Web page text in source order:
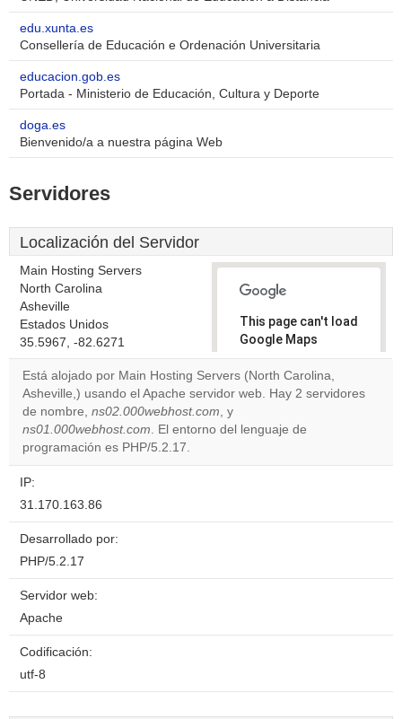
edu.xunta.es
Consellería de Educación e Ordenación Universitaria
educacion.gob.es
Portada - Ministerio de Educación, Cultura y Deporte
doga.es
Bienvenido/a a nuestra página Web
Servidores
Localización del Servidor
Main Hosting Servers
North Carolina
Asheville
Estados Unidos
35.5967, -82.6271
This page can't load
Google Maps
correctly.
Do you
website?
Está alojado por Main Hosting Servers (North Carolina,
Asheville,) usando el Apache servidor web. Hay 2 servidores
de nombre, ns02.000webhost.com, y
ns01.000webhost.com. El entorno del lenguaje de
programación es PHP/5.2.17.
IP:
31.170.163.86
Desarrollado por:
PHP/5.2.17
Servidor web:
Apache
Codificación:
utf-8